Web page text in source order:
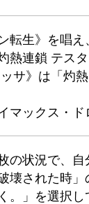
転生》を唱
熱連鎖 テス
サ》は「灼
マックス・ド
の状況で、
壊された時
。」を選択